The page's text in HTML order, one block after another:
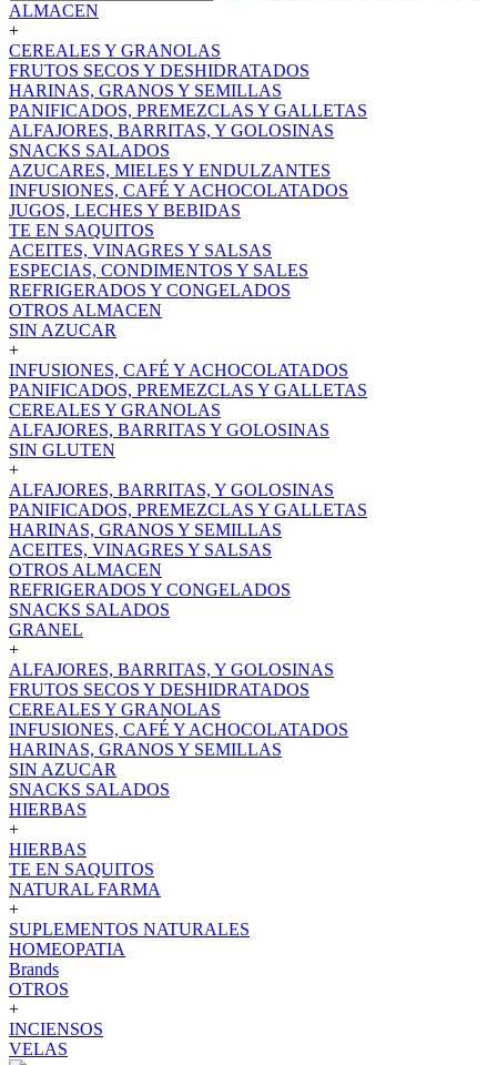
ALMACEN
+
CEREALES Y GRANOLAS
FRUTOS SECOS Y DESHIDRATADOS
HARINAS, GRANOS Y SEMILLAS
PANIFICADOS, PREMEZCLAS Y GALLETAS
ALFAJORES, BARRITAS, Y GOLOSINAS
SNACKS SALADOS
AZUCARES, MIELES Y ENDULZANTES
INFUSIONES, CAFÉ Y ACHOCOLATADOS
JUGOS, LECHES Y BEBIDAS
TE EN SAQUITOS
ACEITES, VINAGRES Y SALSAS
ESPECIAS, CONDIMENTOS Y SALES
REFRIGERADOS Y CONGELADOS
OTROS ALMACEN
SIN AZUCAR
+
INFUSIONES, CAFÉ Y ACHOCOLATADOS
PANIFICADOS, PREMEZCLAS Y GALLETAS
CEREALES Y GRANOLAS
ALFAJORES, BARRITAS Y GOLOSINAS
SIN GLUTEN
+
ALFAJORES, BARRITAS, Y GOLOSINAS
PANIFICADOS, PREMEZCLAS Y GALLETAS
HARINAS, GRANOS Y SEMILLAS
ACEITES, VINAGRES Y SALSAS
OTROS ALMACEN
REFRIGERADOS Y CONGELADOS
SNACKS SALADOS
GRANEL
+
ALFAJORES, BARRITAS, Y GOLOSINAS
FRUTOS SECOS Y DESHIDRATADOS
CEREALES Y GRANOLAS
INFUSIONES, CAFÉ Y ACHOCOLATADOS
HARINAS, GRANOS Y SEMILLAS
SIN AZUCAR
SNACKS SALADOS
HIERBAS
+
HIERBAS
TE EN SAQUITOS
NATURAL FARMA
+
SUPLEMENTOS NATURALES
HOMEOPATIA
Brands
OTROS
+
INCIENSOS
VELAS